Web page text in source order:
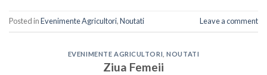
Posted inEvenimente Agricultori,Noutati Leave a comment
EVENIMENTE AGRICULTORI ,NOUTATI
Ziua Femeii